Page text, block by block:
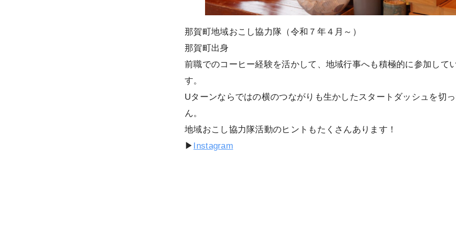
那賀町地域おこし協力隊（令和７年４月～）
那賀町出身
前職でのコーヒー経験を活かして、地域行事へも積極的に参加して
す。
Uターンならではの横のつながりも生かしたスタートダッシュを切
ん。
地域おこし協力隊活動のヒントもたくさんあります！
▶ Instagram